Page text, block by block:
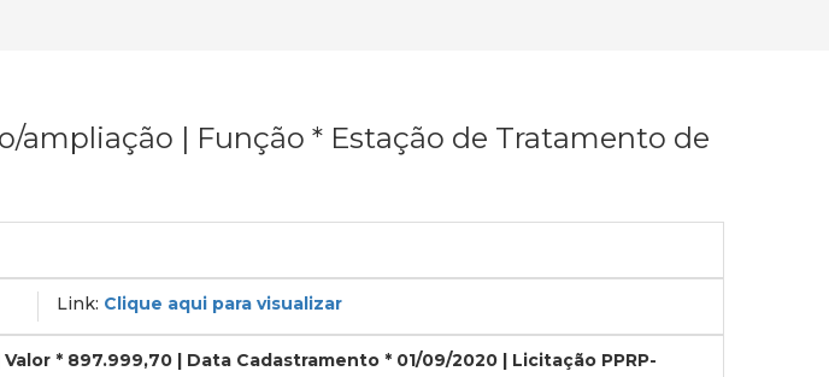
ampliação | Função * Estação de Tratamento de
Link: Clique aqui para visualizar
* 897.999,70 | Data Cadastramento * 01/09/2020 | Licitação PPRP-